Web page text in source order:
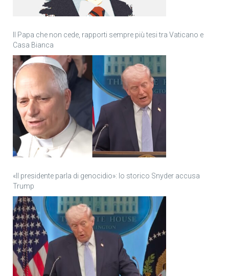
Il Papa che non cede, rapporti sempre più tesi tra Vaticano e
Casa Bianca
«Il presidente parla di genocidio»: lo storico Snyder accusa
Trump